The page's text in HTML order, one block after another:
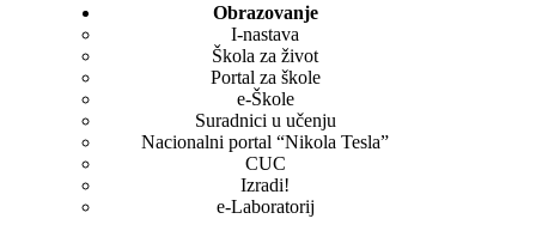
Obrazovanje
I-nastava
Škola za život
Portal za škole
e-Škole
Suradnici u učenju
Nacionalni portal “Nikola Tesla”
CUC
Izradi!
e-Laboratorij